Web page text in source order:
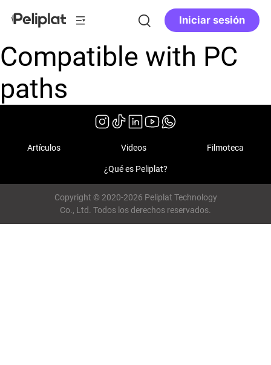
Iniciar sesión
Compatible with PC
paths
Artículos Videos Filmoteca
¿Qué es Peliplat?
Copyright © 2020-2026 Peliplat Technology
Co., Ltd. Todos los derechos reservados.